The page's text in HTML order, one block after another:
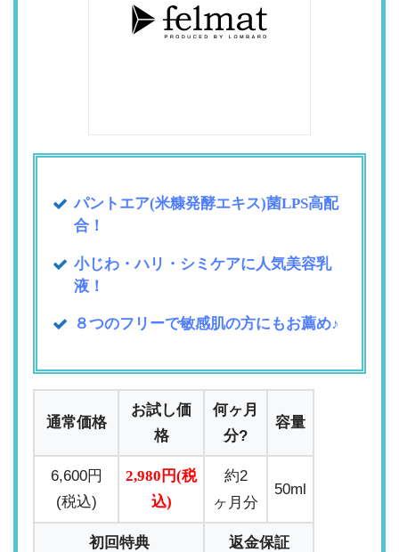
パントエア(米糠発酵エキス)菌LPS高配
合！
小じわ・ハリ・シミケアに人気美容乳
液！
８つのフリーで敏感肌の方にもお薦め♪
通常価格
お試し価
格
何ヶ月
分?
容量
6,600円
(税込)
2,980円(税
込)
約2
ヶ月分
50ml
初回特典 返金保証